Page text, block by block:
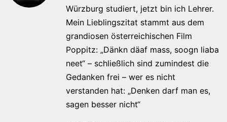
Würzburg studiert, jetzt bin ich Lehrer.
Mein Lieblingszitat stammt aus dem
grandiosen österreichischen Film
Poppitz: „Dänkn däaf mass, soogn liaba
neet“ – schließlich sind zumindest die
Gedanken frei – wer es nicht
verstanden hat: „Denken darf man es,
sagen besser nicht“